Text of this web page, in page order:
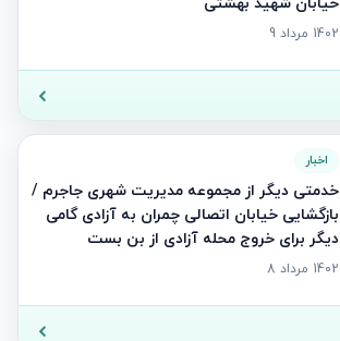
1402 مرداد 9
اخبار
خدمتی دیگر از مجموعه مدیریت شهری جاجرم /
بازگشایی خیابان اتصالی چمران به آزادی گامی
دیگر برای خروج محله آزادی از بن بست
1402 مرداد 8